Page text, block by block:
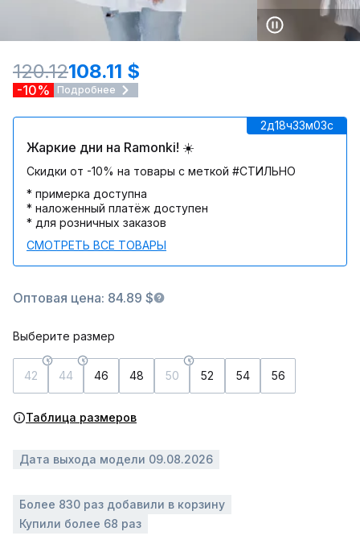
120.12108.11 $
-10% Подробнее
2д18ч33м03c
Жаркие дни на Ramonki! ☀️
Скидки от -10% на товары с меткой #СТИЛЬНО
* примерка доступна
* наложенный платёж доступен
* для розничных заказов
СМОТРЕТЬ ВСЕ ТОВАРЫ
Оптовая цена: 84.89 $
Выберите размер
42 44 46 48 50 52 54 56
Таблица размеров
Дата выхода модели 09.08.2026
Более 830 раз добавили в корзину
Купили более 68 раз